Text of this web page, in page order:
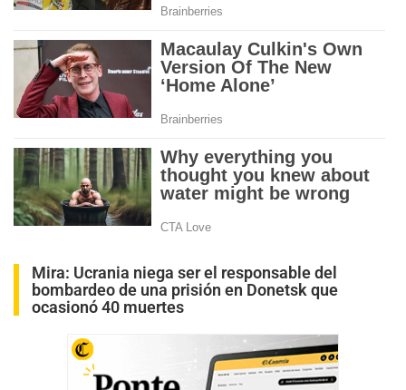
Mira: Ucrania niega ser el responsable del
bombardeo de una prisión en Donetsk que
ocasionó 40 muertes